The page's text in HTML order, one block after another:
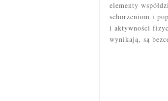
elementy
schorzeniom i
i aktywności
wynikają, są